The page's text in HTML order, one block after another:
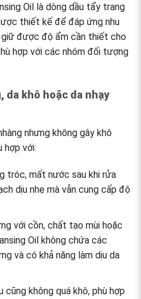
Oil là dòng dầu tẩy trang
thiết kế để đáp ứng nhu
giữ được độ ẩm cần thiết cho
hợp với các nhóm đối tượng
da khô hoặc da nhạy
nhưng không gây khô
hợp với:
tróc, mất nước sau khi rửa
dịu nhẹ mà vẫn cung cấp độ
với cồn, chất tạo mùi hoặc
Oil không chứa các
và có khả năng làm dịu da
cũng không quá khô, phù hợp